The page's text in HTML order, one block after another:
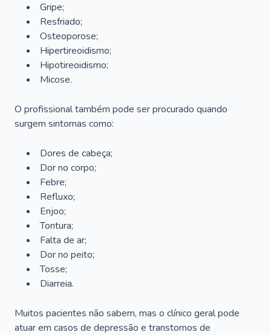
Gripe;
Resfriado;
Osteoporose;
Hipertireoidismo;
Hipotireoidismo;
Micose.
O profissional também pode ser procurado quando
surgem sintomas como:
Dores de cabeça;
Dor no corpo;
Febre;
Refluxo;
Enjoo;
Tontura;
Falta de ar;
Dor no peito;
Tosse;
Diarreia.
Muitos pacientes não sabem, mas o clínico geral pode
atuar em casos de depressão e transtornos de